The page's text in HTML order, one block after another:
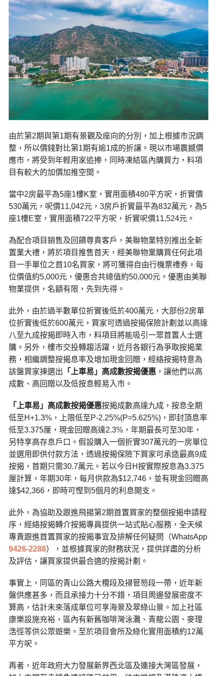
由於第2期與第1期有景觀及座向的分別，加上根據市況調
整，所以價錢對比第1期有逾1成的折讓。現以市場震撼價
應市，將受到年輕用家追捧，同時凍結區內購買力，料項
目有較大的加價加推空間。
當中2房最平為5座1樓K室，實用面積480平方呎，折實價
530萬元，呎價11,042元，3房戶折實最平為832萬元，為5
座1樓E室，實用面積722平方呎，折實呎價11,524元。
為配合項目銷售及回饋尊貴客戶，美聯物業特別推出全新
置業大禮，將於項目推售首天，經美聯物業購買任何此項
目一手單位之首10名買家，將可獲得自由行機票禮券，每
位價值約5,000元，優惠合共總值約50,000元。優惠由美聯
物業提供，名額有限，先到先得。
此外，由於過半數單位折實後低於400萬元，大部份2房單
位折實後低於600萬元，買家可透過按揭保險計劃並以高達
八至九成按揭即時入市，料項目將能吸引一眾首置人士選
購。另外，樓市交投轉趨活躍，近月各銀行為爭取按揭業
務，相繼調整按揭息率及增加現金回贈，經絡按揭特意為
該盤買家揀選出 「上車易」高成數按揭優惠，讓他們以高
成數、高回贈以及低按息輕易入市。
「上車易」高成數按揭優惠按揭成數高達九成，按息全期
低至H+1.3%，上限低至P-2.25%(P=5.625%)，即封頂息率
低至3.375厘，現金回贈高達2.3%，年期最長可至30年，
另特享高存息戶口。假設購入一個折實307萬元的一房單位
並選用即供付款方法，透過按揭保險下買家可承造最高9成
按揭，首期只需30.7萬元。若以今日H按實際按息為3.375
厘計算，年期30年，每月供款為$12,746，並有現金回贈高
達$42,366，即時可慳到5個月的利息開支。
此外，為協助及跟進飛揚第2期首置買家的整個按揭申請程
序，經絡按揭轉介按揭專員提供一站式貼心服務，全天候
專責跟進首置買家的按揭事宜及排解任何疑問（WhatsApp
9426-2288），並根據買家的財務狀況，提供詳盡的分析
及評估，讓買家提供最合適的按揭計劃。
事實上，同區的青山公路大欖段及掃管笏段一帶，近年新
盤供應甚多，而且承接力十分不錯， 項目周邊發展密度不
算高，估計未來落成單位可享海景及翠綠山景。加上社區
康樂設施充裕，區內有新舊咖啡灣泳灘、青龍公園、麥理
浩徑等供公眾遊樂。至於項目會所及綠化實用面積約12萬
平方呎。
再者，近年政府大力發展新界西北區及連接大灣區發展，